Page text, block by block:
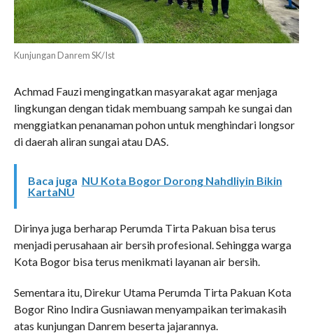
Kunjungan Danrem SK/Ist
Achmad Fauzi mengingatkan masyarakat agar menjaga
lingkungan dengan tidak membuang sampah ke sungai dan
menggiatkan penanaman pohon untuk menghindari longsor
di daerah aliran sungai atau DAS.
Baca juga NU Kota Bogor Dorong Nahdliyin Bikin
KartaNU
Dirinya juga berharap Perumda Tirta Pakuan bisa terus
menjadi perusahaan air bersih profesional. Sehingga warga
Kota Bogor bisa terus menikmati layanan air bersih.
Sementara itu, Direkur Utama Perumda Tirta Pakuan Kota
Bogor Rino Indira Gusniawan menyampaikan terimakasih
atas kunjungan Danrem beserta jajarannya.